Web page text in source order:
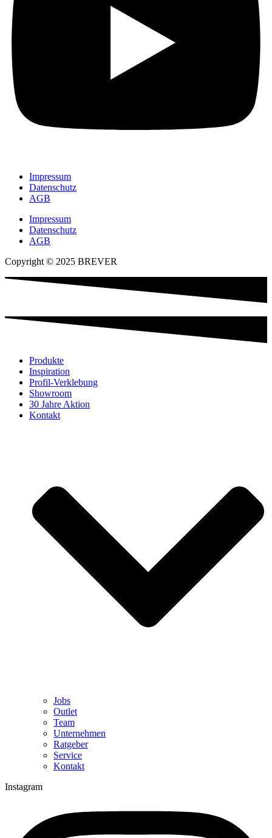
Impressum
Datenschutz
AGB
Impressum
Datenschutz
AGB
Copyright © 2025 BREVER
Produkte
Inspiration
Profil-Verklebung
Showroom
30 Jahre Aktion
Kontakt
Jobs
Outlet
Team
Unternehmen
Ratgeber
Service
Kontakt
Instagram